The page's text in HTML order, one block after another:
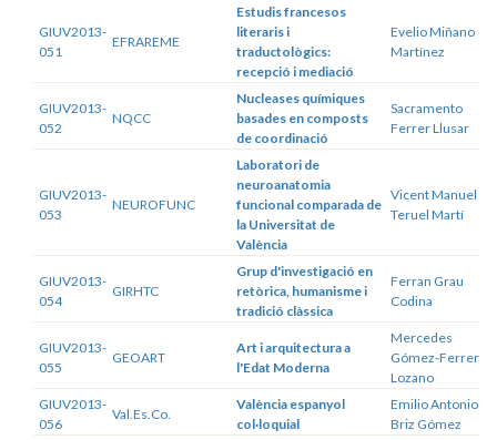
GIUV2013-
051
EFRAREME
Estudis francesos
literaris i
traductològics:
recepció i mediació
Evelio Miñano
Martínez
GIUV2013-
052
NQCC
Nucleases químiques
basades en composts
de coordinació
Sacramento
Ferrer Llusar
GIUV2013-
053
NEUROFUNC
Laboratori de
neuroanatomia
funcional comparada de
la Universitat de
València
Vicent Manuel
Teruel Martí
GIUV2013-
054
GIRHTC
Grup d'investigació en
retòrica, humanisme i
tradició clàssica
Ferran Grau
Codina
GIUV2013-
055
GEOART
Art i arquitectura a
l'Edat Moderna
Mercedes
Gómez-Ferrer
Lozano
GIUV2013-
056
Val.Es.Co.
València espanyol
col·loquial
Emilio Antonio
Briz Gómez